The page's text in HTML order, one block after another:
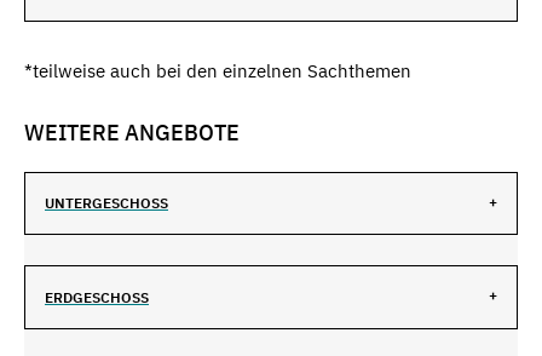
*teilweise auch bei den einzelnen Sachthemen
WEITERE ANGEBOTE
UNTERGESCHOSS
ERDGESCHOSS